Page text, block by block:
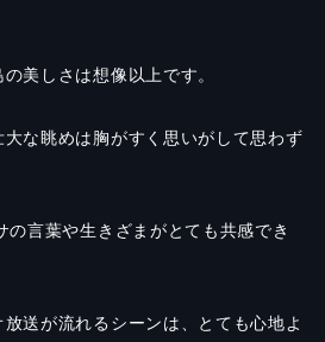
美しさは想像以上です。
な眺めは胸がすく思いがして思わず
の言葉や生きざまがとても共感でき
送が流れるシーンは、とても心地よ